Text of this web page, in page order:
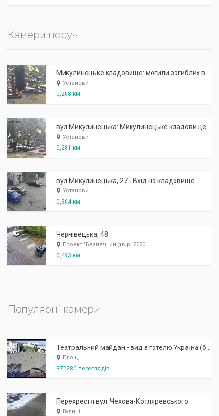
Камери поруч
Установи
0,208 км.
Установи
0,281 км.
вул.Микулинецька, 27 - Вхід на кладовище
Установи
0,304 км.
Чернівецька, 48
Проект "Безпечний двір" 2020
0,493 км.
Популярні камери
Площі
370280 переглядів
Перехрестя вул. Чехова-Котляревського
Вулиці